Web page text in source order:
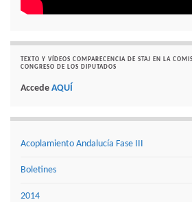
TEXTO Y VÍDEOS COMPARECENCIA DE STAJ EN LA
CONGRESO DE LOS DIPUTADOS
Accede AQUÍ
Acoplamiento Andalucía Fase III
Boletines
2014